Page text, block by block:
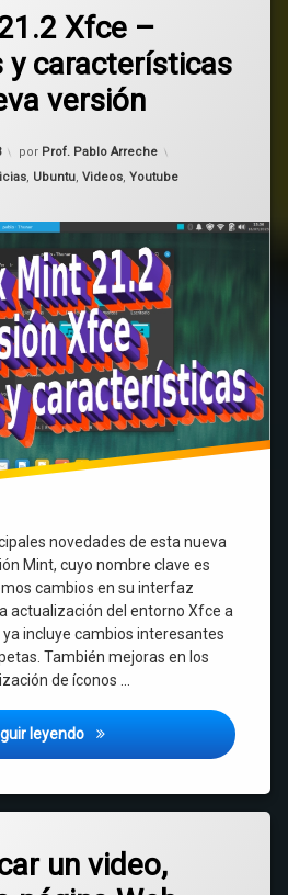
Xfce –
y características
versión
Actualizado el julio 16, 2023
por Prof. Pablo Arreche
, Ubuntu, Videos, Youtube
novedades de esta nueva
Mint, cuyo nombre clave es
cambios en su interfaz
actualización del entorno Xfce a
ya incluye cambios interesantes
También mejoras en los
de íconos …
leyendo Linux Mint 21.2 Xfce –
un video,